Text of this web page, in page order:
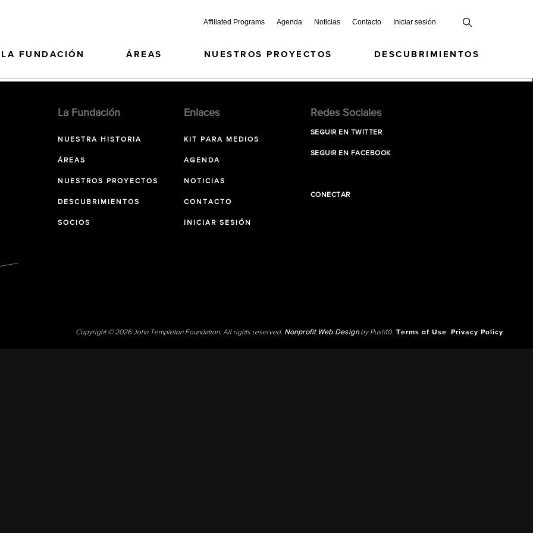
Affiliated Programs Agenda Noticias Contacto Iniciar sesión
LA FUNDACIÓN ÁREAS NUESTROS PROYECTOS DESCUBRIMIENTOS
La Fundación
NUESTRA HISTORIA
ÁREAS
NUESTROS PROYECTOS
DESCUBRIMIENTOS
SOCIOS
Enlaces
KIT PARA MEDIOS
AGENDA
NOTICIAS
CONTACTO
INICIAR SESIÓN
Redes Sociales
SEGUIR EN TWITTER
SEGUIR EN FACEBOOK
CONECTAR
Copyright © 2026 John Templeton Foundation. All rights reserved. Nonprofit Web Designby Push10. Terms of Use Privacy Policy